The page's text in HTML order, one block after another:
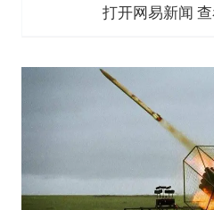
打开网易新闻